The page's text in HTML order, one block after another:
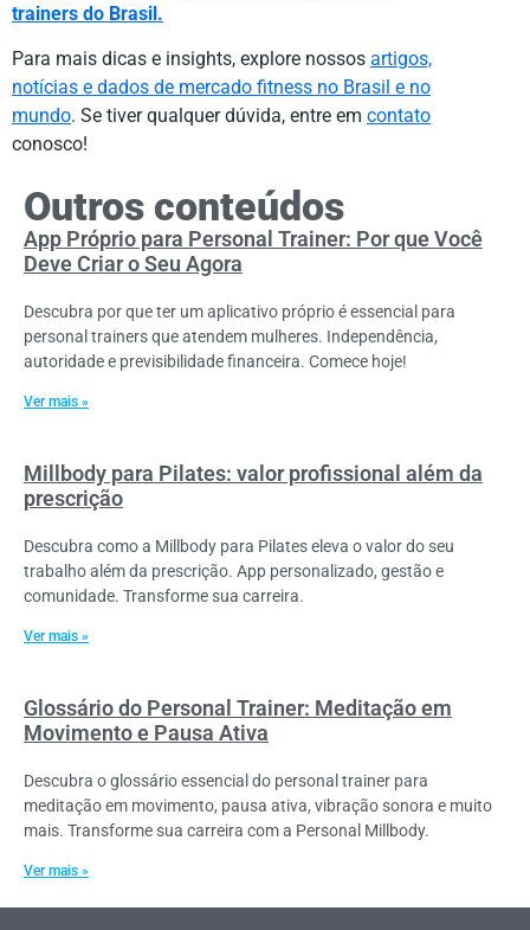
trainers do Brasil.
Para mais dicas e insights, explore nossos artigos,
notícias e dados de mercado fitness no Brasil e no
mundo. Se tiver qualquer dúvida, entre em contato
conosco!
Outros conteúdos
App Próprio para Personal Trainer: Por que Você
Deve Criar o Seu Agora
Descubra por que ter um aplicativo próprio é essencial para
personal trainers que atendem mulheres. Independência,
autoridade e previsibilidade financeira. Comece hoje!
Ver mais »
Millbody para Pilates: valor profissional além da
prescrição
Descubra como a Millbody para Pilates eleva o valor do seu
trabalho além da prescrição. App personalizado, gestão e
comunidade. Transforme sua carreira.
Ver mais »
Glossário do Personal Trainer: Meditação em
Movimento e Pausa Ativa
Descubra o glossário essencial do personal trainer para
meditação em movimento, pausa ativa, vibração sonora e muito
mais. Transforme sua carreira com a Personal Millbody.
Ver mais »